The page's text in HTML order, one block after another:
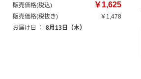
販売価格(税込) ￥1,625
販売価格(税抜き)
￥1,478
お届け日
： 8月13日（木）